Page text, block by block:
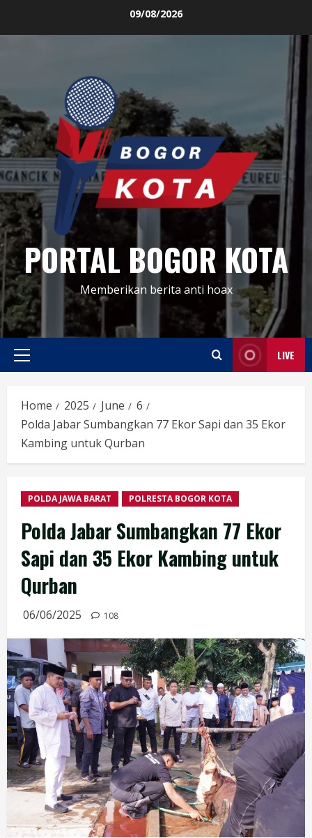
09/08/2026
PORTAL BOGOR KOTA
Memberikan berita anti hoax
Primary
LIVE
Home 2025 June
6
Polda Jabar Sumbangkan 77 Ekor Sapi dan 35 Ekor
Kambing untuk Qurban
POLDA JAWA BARAT POLRESTA BOGOR KOTA
Polda Jabar Sumbangkan 77 Ekor
Sapi dan 35 Ekor Kambing untuk
Qurban
06/06/2025 108